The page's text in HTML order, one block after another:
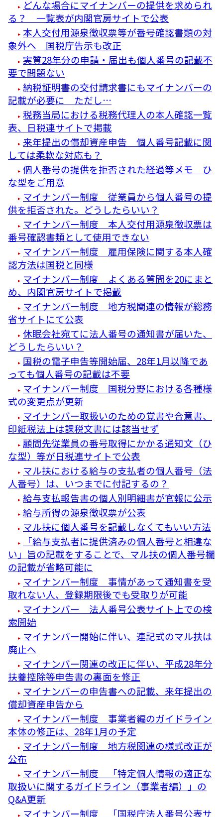
どんな場合にマイナンバーの提供を求められ
る？ 一覧表が内閣官房サイトで公表
本人交付用源泉徴収票等が番号確認書類の対
象外へ 国税庁告示も改正
実質28年分の申請・届出も個人番号の記載不
要で問題ない
納税証明書の交付請求書にもマイナンバーの
記載が必要に ただし…
税務当局における税務代理人の本人確認一覧
表、日税連サイトで掲載
来年提出の償却資産申告 個人番号記載に関
しては柔軟な対応も？
個人番号の提供を拒否された経過等メモ ひ
な型をご用意
マイナンバー制度 従業員から個人番号の提
供を拒否された。どうしたらいい？
マイナンバー制度 本人交付用源泉徴収票は
番号確認書類として使用できない
マイナンバー制度 雇用保険に関する本人確
認方法は国税と同様
マイナンバー制度 よくある質問を20にまと
め、内閣官房サイトで掲載
マイナンバー制度 地方税関連の情報が総務
省サイトにて公表
休眠会社宛てに法人番号の通知書が届いた、
どうしたらいい？
国税の電子申告等開始届、28年1月以降であ
っても個人番号の記載は不要
マイナンバー制度 国税分野における各種様
式の変更点が更新
マイナンバー取扱いのための覚書や合意書、
印紙税法上は課税文書には該当せず
顧問先従業員の番号取得にかかる通知文（ひ
な型）等が日税連サイトで公表
マル扶における給与の支払者の個人番号（法
人番号）は、いつまでに付記するの？
給与支払報告書の個人別明細書が官報に公示
給与所得の源泉徴収票が公表
マル扶に個人番号を記載しなくてもいい方法
「給与支払者に提供済みの個人番号と相違な
い」旨の記載をすることで、マル扶の個人番号欄
の記載が省略可能に
マイナンバー制度 事情があって通知書を受
取れない人、登録期限後でも受取りが可能
マイナンバー 法人番号公表サイト上での検
索開始
マイナンバー開始に伴い、連記式のマル扶は
廃止へ
マイナンバー関連の改正に伴い、平成28年分
扶養控除等申告書の裏面を修正
マイナンバーの申告書への記載、来年提出の
償却資産申告から
マイナンバー制度 事業者編のガイドライン
本体の修正は、28年1月の予定
マイナンバー制度 地方税関連の様式改正が
公布
マイナンバー制度 「特定個人情報の適正な
取扱いに関するガイドライン（事業者編）」の
Q&A更新
マイナンバー制度 「国税庁法人番号公表サ